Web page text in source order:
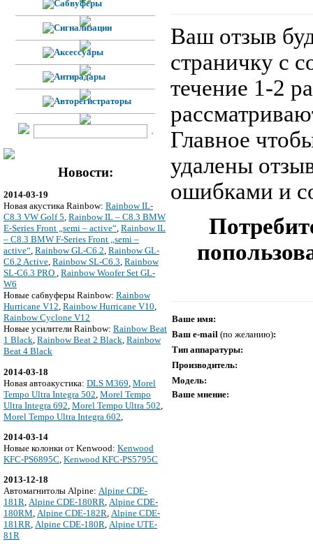
Новости:
2014-03-19
Новая акустика Rainbow: Rainbow IL-
C8.3 VW Golf 5, Rainbow IL – C8.3 BMW
E-Series Front „semi – active“, Rainbow IL
– C8.3 BMW F-Series Front „semi –
active“, Rainbow GL-C6.2, Rainbow GL-
C6.2 Active, Rainbow SL-C6.3, Rainbow
SL-C6.3 PRO , Rainbow Woofer Set GL-
W6
Новые сабвуферы Rainbow: Rainbow
Hurricane V12, Rainbow Hurricane V10,
Rainbow Cyclone V12
Новые усилители Rainbow: Rainbow Beat
1 Black, Rainbow Beat 2 Black, Rainbow
Beat 4 Black
2014-03-18
Новая автоакустика: DLS M369 Morel
Tempo Ultra Integra 502 Morel Tempo
Ultra Integra 692 Morel Tempo Ultra 502
Morel Tempo Ultra Integra 602
2014-03-14
Новые колонки от Kenwood: Kenwood
KFC-PS6895C, Kenwood KFC-PS5795C
2013-12-18
Автомагнитолы Alpine: Alpine CDE-
181R, Alpine CDE-180RR, Alpine CDE-
180RM, Alpine CDE-182R, Alpine CDE-
181RR, Alpine CDE-180R, Alpine UTE-
81R
Ваш отзыв
страничку с
течение 1-2
Главное
удалены
ошибками и
Ваше имя:
Ваш e-mail (по желанию):
Тип аппаратуры:
Производитель:
Модель:
Ваше мнение: